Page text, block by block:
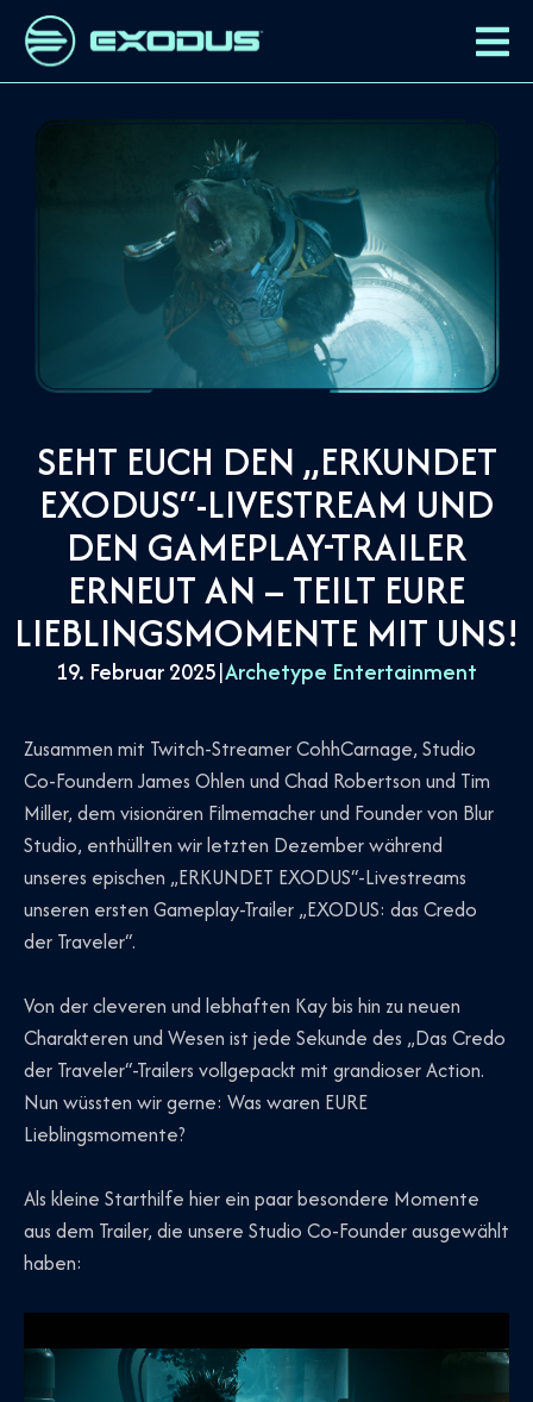
SEHT EUCH DEN „ERKUNDET
EXODUS“-LIVESTREAM UND
DEN GAMEPLAY-TRAILER
ERNEUT AN – TEILT EURE
LIEBLINGSMOMENTE MIT UNS!
19. Februar 2025|Archetype Entertainment
Zusammen mit Twitch-Streamer CohhCarnage, Studio
Co-Foundern James Ohlen und Chad Robertson und Tim
Miller, dem visionären Filmemacher und Founder von Blur
Studio, enthüllten wir letzten Dezember während
unseres epischen „ERKUNDET EXODUS“-Livestreams
unseren ersten Gameplay-Trailer „EXODUS: das Credo
der Traveler“.
Von der cleveren und lebhaften Kay bis hin zu neuen
Charakteren und Wesen ist jede Sekunde des „Das Credo
der Traveler“-Trailers vollgepackt mit grandioser Action.
Nun wüssten wir gerne: Was waren EURE
Lieblingsmomente?
Als kleine Starthilfe hier ein paar besondere Momente
aus dem Trailer, die unsere Studio Co-Founder ausgewählt
haben: